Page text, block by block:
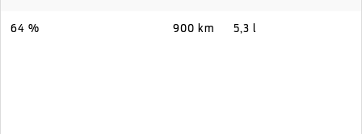
64 % 900 km 5,3 l